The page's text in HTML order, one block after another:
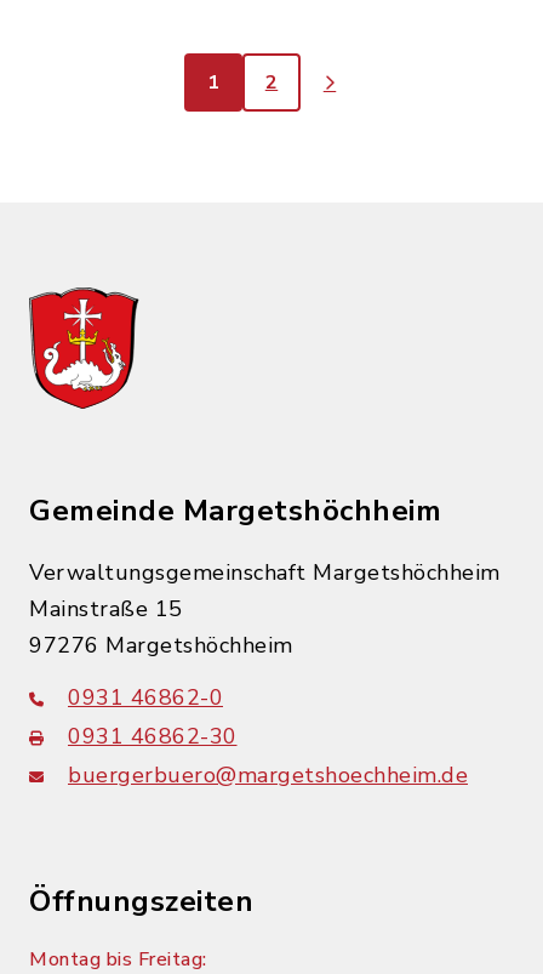
1 2
Gemeinde Margetshöchheim
Verwaltungsgemeinschaft Margetshöchheim
Mainstraße 15
97276 Margetshöchheim
0931 46862-0
0931 46862-30
buergerbuero@margetshoechheim.de
Öffnungszeiten
Montag bis Freitag: